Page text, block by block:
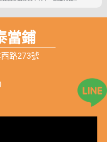
當鋪
路273號